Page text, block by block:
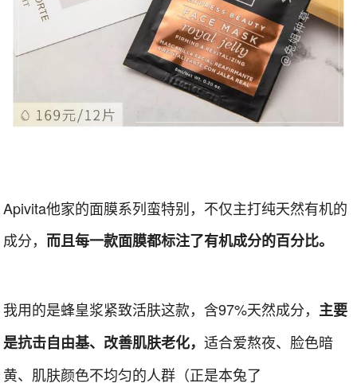
Apivita他家的面膜系列蛮特别，不仅主打纯天然有机的
成分， 而且每一款面膜都标注了有机成分的百分比。
我用的是蜂皇浆紧致活肤这款，含97%天然成分， 主要
是抗击自由基、改善肌肤老化，适合爱熬夜、脸色暗
黄、肌肤颜色不均匀的人群（正是本兔了